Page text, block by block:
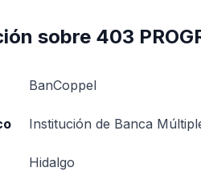
sobre 403
BanCoppel
Institución de Banca
Hidalgo